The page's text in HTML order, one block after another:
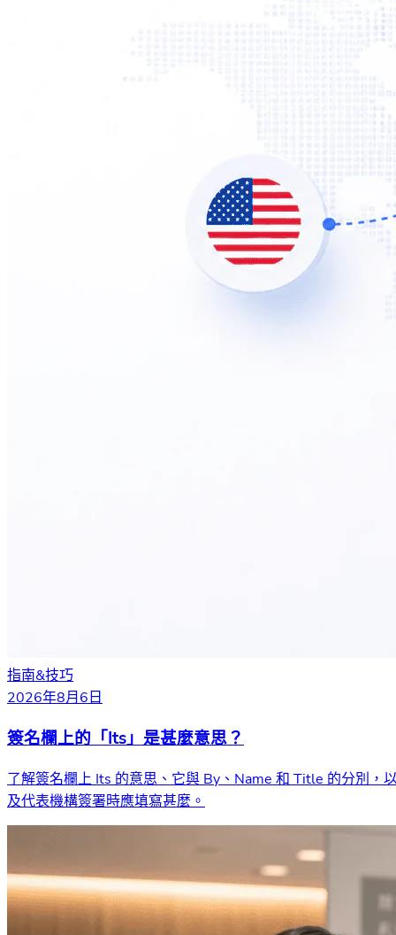
指南&技巧
2026年8月6日
簽名欄上的「Its」是甚麼意思？
了解簽名欄上 Its 的意思、它與 By、Name 和 Title 的分別，
及代表機構簽署時應填寫甚麼。